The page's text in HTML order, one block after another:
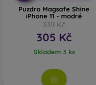
Puzdro Magsafe Shine
iPhone 11 - modré
339 Kč
305 Kč
Skladem 3 ks